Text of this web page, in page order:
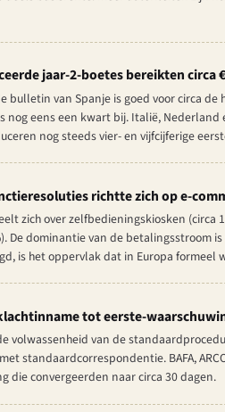
jaar-2-boetes bereikten
bulletin van Spanje is goed voor circa
nog eens een kwart bij. Italië,
nog steeds vier- en vijfcijferige
richtte zich op e-
zich over zelfbedieningskiosken
De dominantie van de betalingsstroom
is het oppervlak dat in Europa formeel
tot eerste-
volwassenheid van de
standaardcorrespondentie. BAFA,
die convergeerden naar circa 30 dagen.